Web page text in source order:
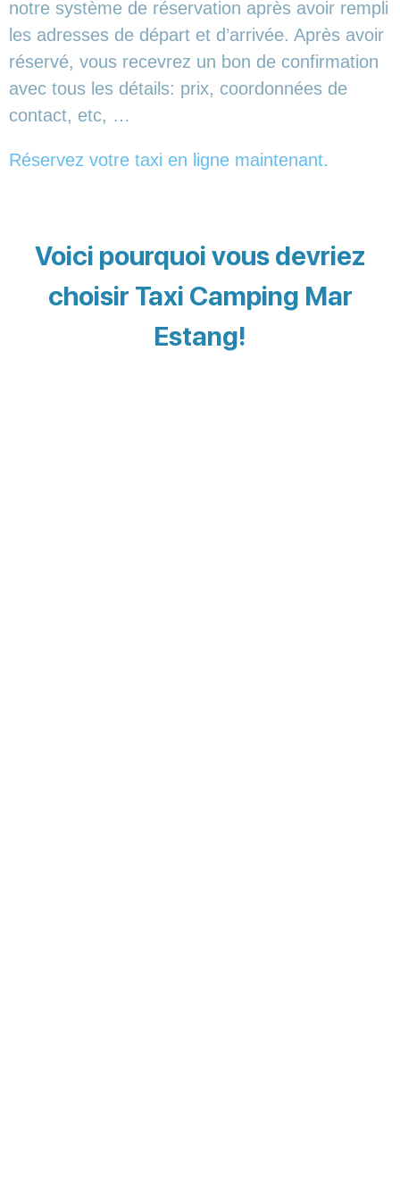
notre système de réservation après avoir rempli
les adresses de départ et d’arrivée. Après avoir
réservé, vous recevrez un bon de confirmation
avec tous les détails: prix, coordonnées de
contact, etc, …
Réservez votre taxi en ligne maintenant.
Voici pourquoi vous devriez
choisir Taxi Camping Mar
Estang!